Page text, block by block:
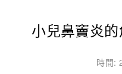
男性用品 男性疾病
女性飲食
女性生理
幼兒期
小兒鼻竇炎
時間: